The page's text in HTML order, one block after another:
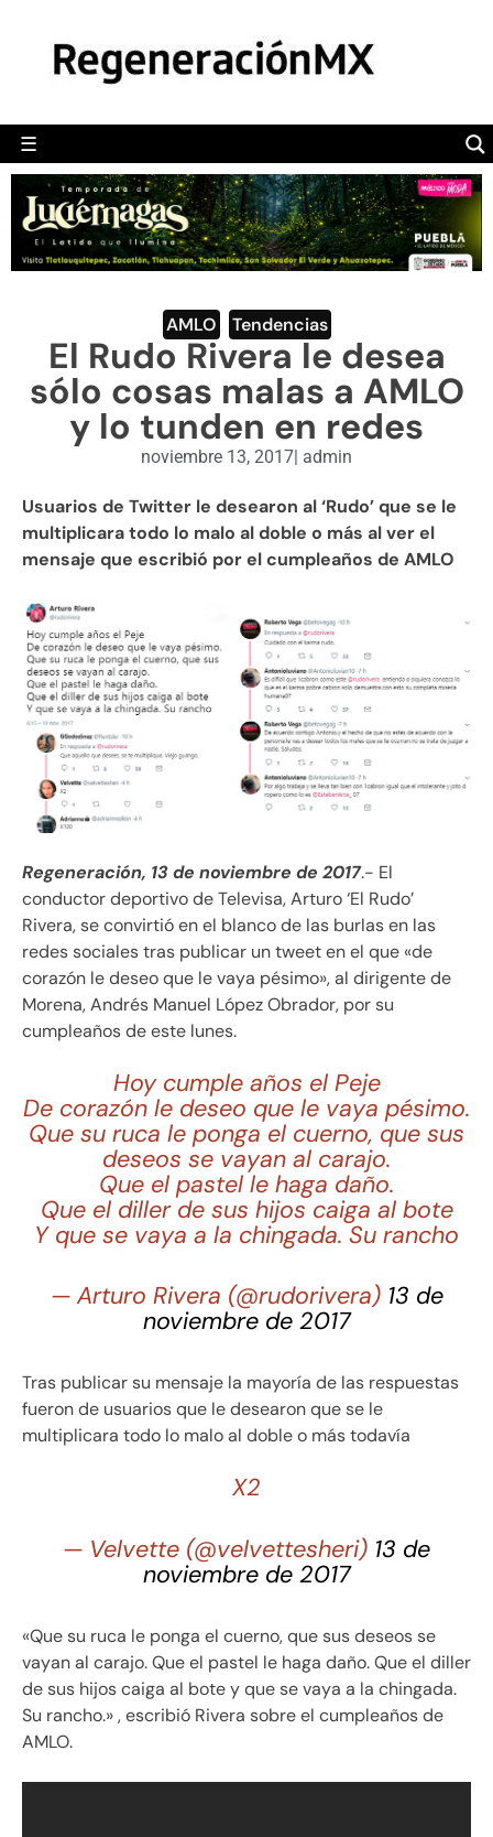
☰
POLÍTICA
CAMALEÓN
OPINIÓN
DEPORTES
ENGLISH SECTION
VIDEOS
AMLO Tendencias
El Rudo Rivera le desea
sólo cosas malas a AMLO
y lo tunden en redes
noviembre 13, 2017| admin
Usuarios de Twitter le desearon al ‘Rudo’ que se le
multiplicara todo lo malo al doble o más al ver el
mensaje que escribió por el cumpleaños de AMLO
Regeneración, 13 de noviembre de 2017.- El
conductor deportivo de Televisa, Arturo ‘El Rudo’
Rivera, se convirtió en el blanco de las burlas en las
redes sociales tras publicar un tweet en el que «de
corazón le deseo que le vaya pésimo», al dirigente de
Morena, Andrés Manuel López Obrador, por su
cumpleaños de este lunes.
Hoy cumple años el Peje
De corazón le deseo que le vaya pésimo.
Que su ruca le ponga el cuerno, que sus
deseos se vayan al carajo.
Que el pastel le haga daño.
Que el diller de sus hijos caiga al bote
Y que se vaya a la chingada. Su rancho
— Arturo Rivera (@rudorivera) 13 de
noviembre de 2017
Tras publicar su mensaje la mayoría de las respuestas
fueron de usuarios que le desearon que se le
multiplicara todo lo malo al doble o más todavía
X2
— Velvette (@velvettesheri) 13 de
noviembre de 2017
«Que su ruca le ponga el cuerno, que sus deseos se
vayan al carajo. Que el pastel le haga daño. Que el diller
de sus hijos caiga al bote y que se vaya a la chingada.
Su rancho.» , escribió Rivera sobre el cumpleaños de
AMLO.